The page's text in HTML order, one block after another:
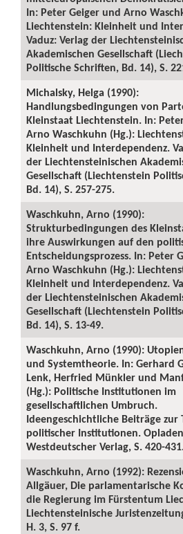
In: Peter Geiger und Arno
Liechtenstein: Kleinheit und
Vaduz: Verlag der
Akademischen Gesellschaft
Politische Schriften, Bd. 14), S.
Michalsky, Helga (1990):
Handlungsbedingungen von
Kleinstaat Liechtenstein. In:
Arno Waschkuhn (Hg.):
Kleinheit und Interdependenz.
der Liechtensteinischen
Gesellschaft (Liechtenstein
Bd. 14), S. 257-275.
Waschkuhn, Arno (1990):
Strukturbedingungen des
ihre Auswirkungen auf den
Entscheidungsprozess. In: Peter
Arno Waschkuhn (Hg.):
Kleinheit und Interdependenz.
der Liechtensteinischen
Gesellschaft (Liechtenstein
Bd. 14), S. 13-49.
Waschkuhn, Arno (1990):
und Systemtheorie. In: Gerhard
Lenk, Herfried Münkler und
(Hg.): Politische Institutionen im
gesellschaftlichen Umbruch.
Ideengeschichtliche Beiträge zur
politischer Institutionen.
Westdeutscher Verlag, S. 420-
Waschkuhn, Arno (1992):
Allgäuer, Die parlamentarische
die Regierung im Fürstentum
Liechtensteinische
H. 3, S. 97 f.